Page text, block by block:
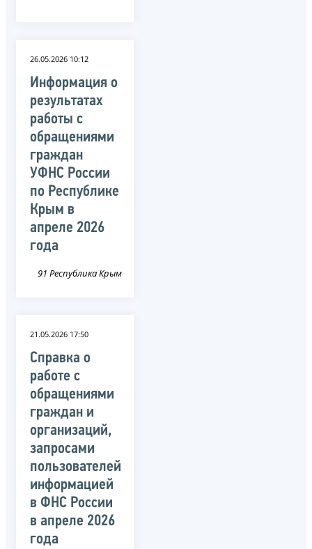
26.05.2026 10:12
Информация о
результатах
работы с
обращениями
граждан
УФНС России
по Республике
Крым в
апреле 2026
года
91 Республика Крым
21.05.2026 17:50
Справка о
работе с
обращениями
граждан и
организаций,
запросами
пользователей
информацией
в ФНС России
в апреле 2026
года